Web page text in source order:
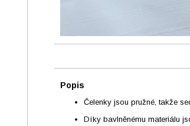
Popis
Čelenky jsou pružné, takže
Díky bavlněnému materiálu